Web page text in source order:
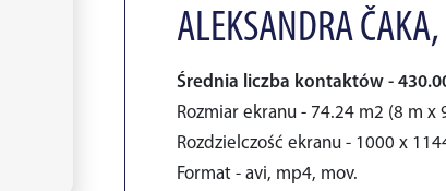
ALEKSANDRA ČAKA,
Średnia liczba kontaktów -
Rozmiar ekranu - 74.24 m2 (8 m x
Rozdzielczość ekranu - 1000 x
Format - avi, mp4, mov.